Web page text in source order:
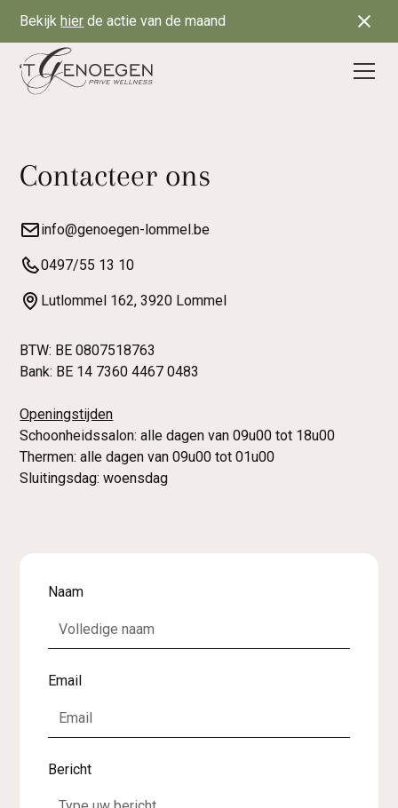
Bekijkhier de actie van de maand
Contacteer ons
info@genoegen-lommel.be
0497/55 13 10
Lutlommel 162, 3920 Lommel
BTW: BE 0807518763
Bank: BE 14 7360 4467 0483
Openingstijden
Schoonheidssalon: alle dagen van 09u00 tot 18u00
Thermen: alle dagen van 09u00 tot 01u00
Sluitingsdag: woensdag
Naam
Email
Bericht